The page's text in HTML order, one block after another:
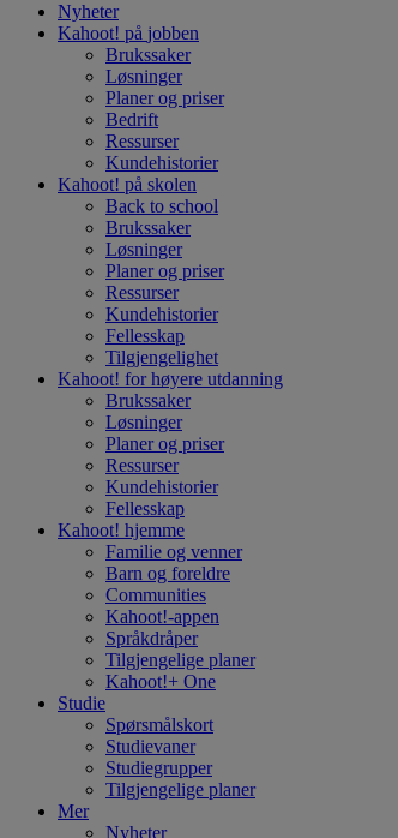
Nyheter
Kahoot! på jobben
Brukssaker
Løsninger
Planer og priser
Bedrift
Ressurser
Kundehistorier
Kahoot! på skolen
Back to school
Brukssaker
Løsninger
Planer og priser
Ressurser
Kundehistorier
Fellesskap
Tilgjengelighet
Kahoot! forhøyere utdanning
Brukssaker
Løsninger
Planer og priser
Ressurser
Kundehistorier
Fellesskap
Kahoot! hjemme
Familie og venner
Barn og foreldre
Communities
Kahoot!-appen
Språkdråper
Tilgjengelige planer
Kahoot!+ One
Studie
Spørsmålskort
Studievaner
Studiegrupper
Tilgjengelige planer
Mer
Nyheter